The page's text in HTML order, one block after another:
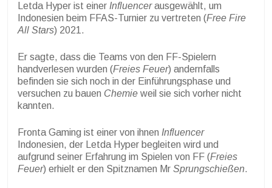
Letda Hyper ist einer Influencerausgewählt, um
Indonesien beim FFAS-Turnier zu vertreten (Free Fire
All Stars) 2021.
Er sagte, dass die Teams von den FF-Spielern
handverlesen wurden (Freies Feuer) andernfalls
befinden sie sich noch in der Einführungsphase und
versuchen zu bauen Chemie weil sie sich vorher nicht
kannten.
Fronta Gaming ist einer von ihnen Influencer
Indonesien, der Letda Hyper begleiten wird und
aufgrund seiner Erfahrung im Spielen von FF (Freies
Feuer) erhielt er den Spitznamen Mr Sprungschießen.